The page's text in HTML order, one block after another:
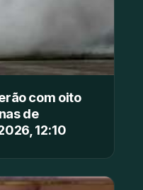
com oito
de
12:10